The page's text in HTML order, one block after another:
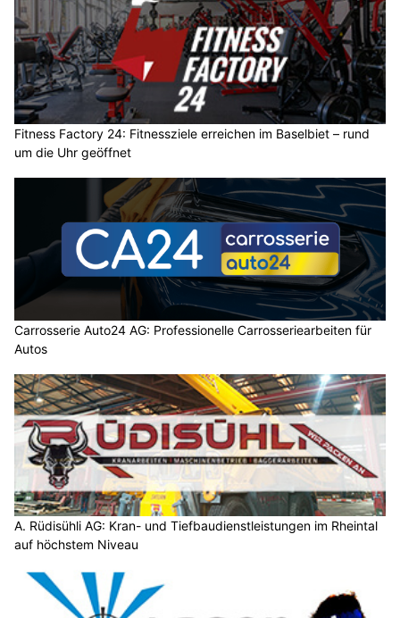
Fitness Factory 24: Fitnessziele erreichen im Baselbiet – rund
um die Uhr geöffnet
Carrosserie Auto24 AG: Professionelle Carrosseriearbeiten für
Autos
A. Rüdisühli AG: Kran- und Tiefbaudienstleistungen im Rheintal
auf höchstem Niveau